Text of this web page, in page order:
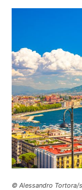
© Alessandro Tortora/